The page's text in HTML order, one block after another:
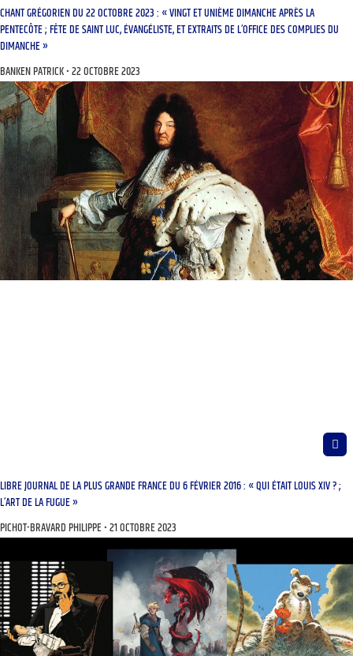
CHANT GRÉGORIEN DU 22 OCTOBRE 2023 : « VINGT ET UNIÈME DIMANCHE APRÈS LA
PENTECÔTE ; FÊTE DE SAINT LUC, ÉVANGÉLISTE, ET EXTRAITS DE L’OFFICE DES COMPLIES DU
DIMANCHE »
BANKEN PATRICK 22 OCTOBRE 2023
LIBRE JOURNAL DE LA PLUS GRANDE FRANCE DU 6 FÉVRIER 2016 : « QUI ÉTAIT LOUIS XIV ? ;
L’ART DE LA FUGUE »
PICHOT-BRAVARD PHILIPPE 21 OCTOBRE 2023